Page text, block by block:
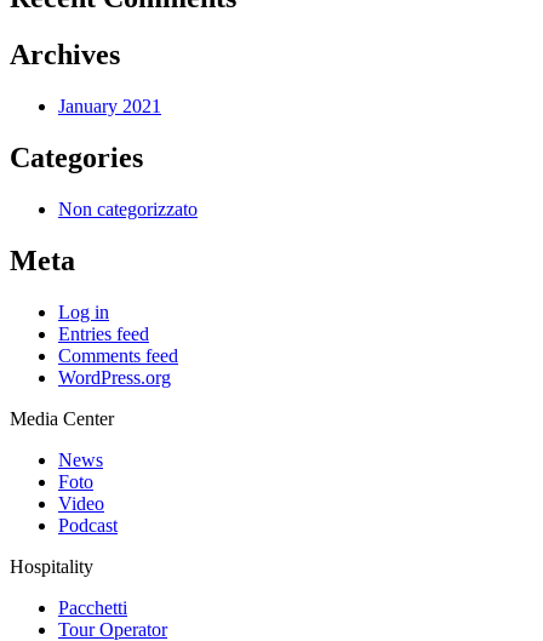
Archives
January 2021
Categories
Non categorizzato
Meta
Log in
Entries feed
Comments feed
WordPress.org
Media Center
News
Foto
Video
Podcast
Hospitality
Pacchetti
Tour Operator